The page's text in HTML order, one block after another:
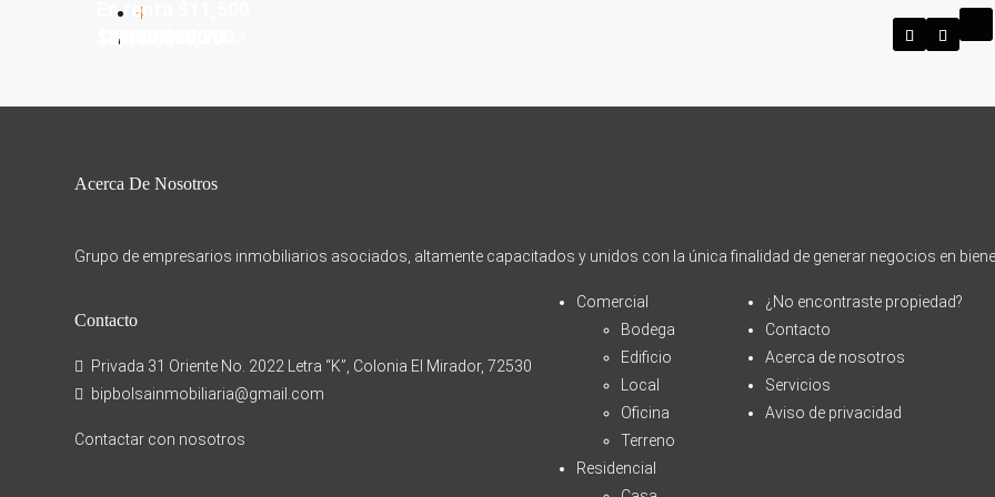
$25,500
$14,000
$8,400,000
$10,971,000
En renta
$2,950,000/En venta
$1,375,000
$7,342,457.70
$3,500,000
18,500
$4,500
4
Acerca De Nosotros
Grupo de empresarios inmobiliarios asociados, altamente capacitados y unidos con la única finalidad de generar negocios en
Contacto
Privada 31 Oriente No. 2022 Letra “K”, Colonia El Mirador, 72530
bipbolsainmobiliaria@gmail.com
Contactar con nosotros
Comercial
Bodega
Edificio
Local
Oficina
Terreno
Residencial
¿No encontraste propiedad?
Contacto
Acerca de nosotros
Servicios
Aviso de privacidad